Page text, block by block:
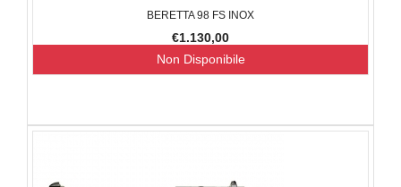
BERETTA 98 FS INOX
€1.130,00
Non Disponibile